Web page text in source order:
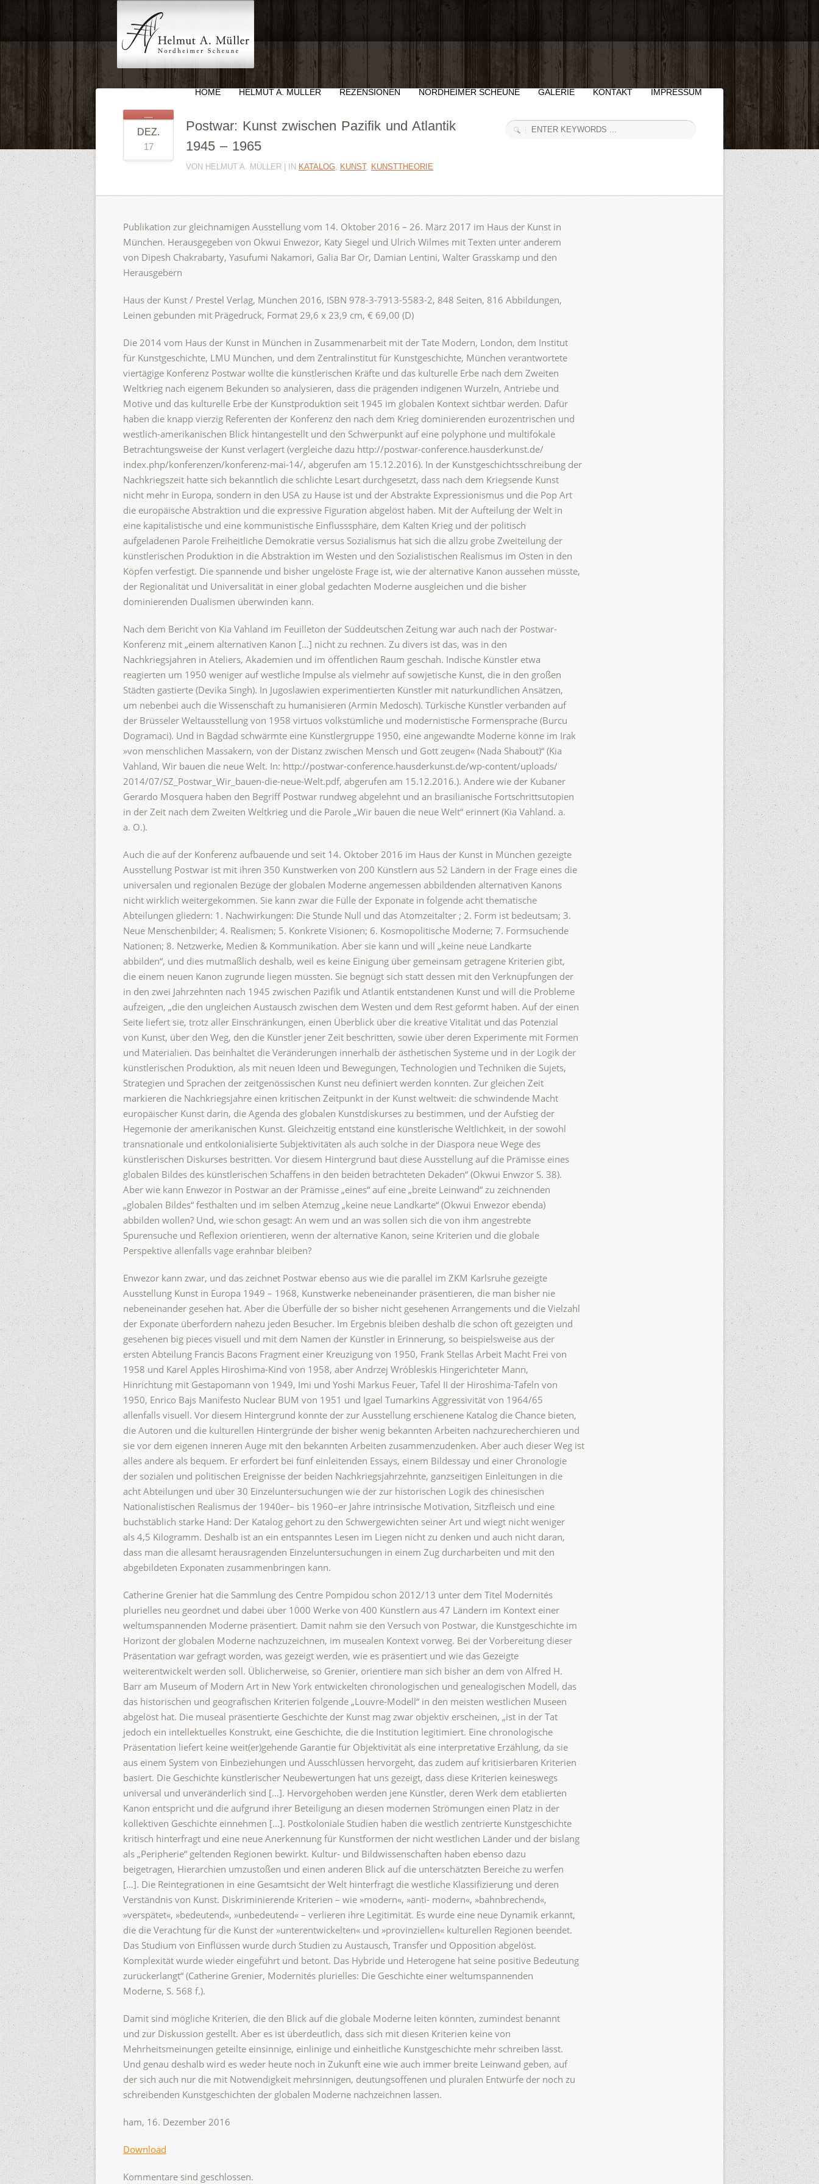
HOME HELMUT A. MÜLLER REZENSIONEN NORDHEIMER SCHEUNE GALERIE KONTAKT IMPRESSUM
DEZ.
17
Postwar: Kunst zwischen Pazifik und Atlantik
1945 – 1965
VON HELMUT A. MÜLLER | IN KATALOG, KUNST, KUNSTTHEORIE
Publikation zur gleichnamigen Ausstellung vom 14. Oktober 2016 – 26. März 2017 im Haus der Kunst in
München. Herausgegeben von Okwui Enwezor, Katy Siegel und Ulrich Wilmes mit Texten unter anderem
von Dipesh Chakrabarty, Yasufumi Nakamori, Galia Bar Or, Damian Lentini, Walter Grasskamp und den
Herausgebern
Haus der Kunst / Prestel Verlag, München 2016, ISBN 978-3-7913-5583-2, 848 Seiten, 816 Abbildungen,
Leinen gebunden mit Prägedruck, Format 29,6 x 23,9 cm, € 69,00 (D)
Die 2014 vom Haus der Kunst in München in Zusammenarbeit mit der Tate Modern, London, dem Institut
für Kunstgeschichte, LMU München, und dem Zentralinstitut für Kunstgeschichte, München verantwortete
viertägige Konferenz Postwar wollte die künstlerischen Kräfte und das kulturelle Erbe nach dem Zweiten
Weltkrieg nach eigenem Bekunden so analysieren, dass die prägenden indigenen Wurzeln, Antriebe und
Motive und das kulturelle Erbe der Kunstproduktion seit 1945 im globalen Kontext sichtbar werden. Dafür
haben die knapp vierzig Referenten der Konferenz den nach dem Krieg dominierenden eurozentrischen und
westlich-amerikanischen Blick hintangestellt und den Schwerpunkt auf eine polyphone und multifokale
Betrachtungsweise der Kunst verlagert (vergleiche dazu http://postwar-conference.hausderkunst.de/
index.php/konferenzen/konferenz-mai-14/, abgerufen am 15.12.2016). In der Kunstgeschichtsschreibung der
Nachkriegszeit hatte sich bekanntlich die schlichte Lesart durchgesetzt, dass nach dem Kriegsende Kunst
nicht mehr in Europa, sondern in den USA zu Hause ist und der Abstrakte Expressionismus und die Pop Art
die europäische Abstraktion und die expressive Figuration abgelöst haben. Mit der Aufteilung der Welt in
eine kapitalistische und eine kommunistische Einflusssphäre, dem Kalten Krieg und der politisch
aufgeladenen Parole Freiheitliche Demokratie versus Sozialismus hat sich die allzu grobe Zweiteilung der
künstlerischen Produktion in die Abstraktion im Westen und den Sozialistischen Realismus im Osten in den
Köpfen verfestigt. Die spannende und bisher ungelöste Frage ist, wie der alternative Kanon aussehen müsste,
der Regionalität und Universalität in einer global gedachten Moderne ausgleichen und die bisher
dominierenden Dualismen überwinden kann.
Nach dem Bericht von Kia Vahland im Feuilleton der Süddeutschen Zeitung war auch nach der Postwar-
Konferenz mit „einem alternativen Kanon […] nicht zu rechnen. Zu divers ist das, was in den
Nachkriegsjahren in Ateliers, Akademien und im öffentlichen Raum geschah. Indische Künstler etwa
reagierten um 1950 weniger auf westliche Impulse als vielmehr auf sowjetische Kunst, die in den großen
Städten gastierte (Devika Singh). In Jugoslawien experimentierten Künstler mit naturkundlichen Ansätzen,
um nebenbei auch die Wissenschaft zu humanisieren (Armin Medosch). Türkische Künstler verbanden auf
der Brüsseler Weltausstellung von 1958 virtuos volkstümliche und modernistische Formensprache (Burcu
Dogramaci). Und in Bagdad schwärmte eine Künstlergruppe 1950, eine angewandte Moderne könne im Irak
»von menschlichen Massakern, von der Distanz zwischen Mensch und Gott zeugen« (Nada Shabout)“ (Kia
Vahland, Wir bauen die neue Welt. In: http://postwar-conference.hausderkunst.de/wp-content/uploads/
2014/07/SZ_Postwar_Wir_bauen-die-neue-Welt.pdf, abgerufen am 15.12.2016.). Andere wie der Kubaner
Gerardo Mosquera haben den Begriff Postwar rundweg abgelehnt und an brasilianische Fortschrittsutopien
in der Zeit nach dem Zweiten Weltkrieg und die Parole „Wir bauen die neue Welt“ erinnert (Kia Vahland. a.
a. O.).
Auch die auf der Konferenz aufbauende und seit 14. Oktober 2016 im Haus der Kunst in München gezeigte
Ausstellung Postwar ist mit ihren 350 Kunstwerken von 200 Künstlern aus 52 Ländern in der Frage eines die
universalen und regionalen Bezüge der globalen Moderne angemessen abbildenden alternativen Kanons
nicht wirklich weitergekommen. Sie kann zwar die Fülle der Exponate in folgende acht thematische
Abteilungen gliedern: 1. Nachwirkungen: Die Stunde Null und das Atomzeitalter ; 2. Form ist bedeutsam; 3.
Neue Menschenbilder; 4. Realismen; 5. Konkrete Visionen; 6. Kosmopolitische Moderne; 7. Formsuchende
Nationen; 8. Netzwerke, Medien & Kommunikation. Aber sie kann und will „keine neue Landkarte
abbilden“, und dies mutmaßlich deshalb, weil es keine Einigung über gemeinsam getragene Kriterien gibt,
die einem neuen Kanon zugrunde liegen müssten. Sie begnügt sich statt dessen mit den Verknüpfungen der
in den zwei Jahrzehnten nach 1945 zwischen Pazifik und Atlantik entstandenen Kunst und will die Probleme
aufzeigen, „die den ungleichen Austausch zwischen dem Westen und dem Rest geformt haben. Auf der einen
Seite liefert sie, trotz aller Einschränkungen, einen Überblick über die kreative Vitalität und das Potenzial
von Kunst, über den Weg, den die Künstler jener Zeit beschritten, sowie über deren Experimente mit Formen
und Materialien. Das beinhaltet die Veränderungen innerhalb der ästhetischen Systeme und in der Logik der
künstlerischen Produktion, als mit neuen Ideen und Bewegungen, Technologien und Techniken die Sujets,
Strategien und Sprachen der zeitgenössischen Kunst neu definiert werden konnten. Zur gleichen Zeit
markieren die Nachkriegsjahre einen kritischen Zeitpunkt in der Kunst weltweit: die schwindende Macht
europäischer Kunst darin, die Agenda des globalen Kunstdiskurses zu bestimmen, und der Aufstieg der
Hegemonie der amerikanischen Kunst. Gleichzeitig entstand eine künstlerische Weltlichkeit, in der sowohl
transnationale und entkolonialisierte Subjektivitäten als auch solche in der Diaspora neue Wege des
künstlerischen Diskurses bestritten. Vor diesem Hintergrund baut diese Ausstellung auf die Prämisse eines
globalen Bildes des künstlerischen Schaffens in den beiden betrachteten Dekaden“ (Okwui Enwzor S. 38).
Aber wie kann Enwezor in Postwar an der Prämisse „eines“ auf eine „breite Leinwand“ zu zeichnenden
„globalen Bildes“ festhalten und im selben Atemzug „keine neue Landkarte“ (Okwui Enwezor ebenda)
abbilden wollen? Und, wie schon gesagt: An wem und an was sollen sich die von ihm angestrebte
Spurensuche und Reflexion orientieren, wenn der alternative Kanon, seine Kriterien und die globale
Perspektive allenfalls vage erahnbar bleiben?
Enwezor kann zwar, und das zeichnet Postwar ebenso aus wie die parallel im ZKM Karlsruhe gezeigte
Ausstellung Kunst in Europa 1949 – 1968, Kunstwerke nebeneinander präsentieren, die man bisher nie
nebeneinander gesehen hat. Aber die Überfülle der so bisher nicht gesehenen Arrangements und die Vielzahl
der Exponate überfordern nahezu jeden Besucher. Im Ergebnis bleiben deshalb die schon oft gezeigten und
gesehenen big pieces visuell und mit dem Namen der Künstler in Erinnerung, so beispielsweise aus der
ersten Abteilung Francis Bacons Fragment einer Kreuzigung von 1950, Frank Stellas Arbeit Macht Frei von
1958 und Karel Apples Hiroshima-Kind von 1958, aber Andrzej Wróbleskis Hingerichteter Mann,
Hinrichtung mit Gestapomann von 1949, Imi und Yoshi Markus Feuer, Tafel II der Hiroshima-Tafeln von
1950, Enrico Bajs Manifesto Nuclear BUM von 1951 und Igael Tumarkins Aggressivität von 1964/65
allenfalls visuell. Vor diesem Hintergrund könnte der zur Ausstellung erschienene Katalog die Chance bieten,
die Autoren und die kulturellen Hintergründe der bisher wenig bekannten Arbeiten nachzurecherchieren und
sie vor dem eigenen inneren Auge mit den bekannten Arbeiten zusammenzudenken. Aber auch dieser Weg ist
alles andere als bequem. Er erfordert bei fünf einleitenden Essays, einem Bildessay und einer Chronologie
der sozialen und politischen Ereignisse der beiden Nachkriegsjahrzehnte, ganzseitigen Einleitungen in die
acht Abteilungen und über 30 Einzeluntersuchungen wie der zur historischen Logik des chinesischen
Nationalistischen Realismus der 1940er– bis 1960–er Jahre intrinsische Motivation, Sitzfleisch und eine
buchstäblich starke Hand: Der Katalog gehört zu den Schwergewichten seiner Art und wiegt nicht weniger
als 4,5 Kilogramm. Deshalb ist an ein entspanntes Lesen im Liegen nicht zu denken und auch nicht daran,
dass man die allesamt herausragenden Einzeluntersuchungen in einem Zug durcharbeiten und mit den
abgebildeten Exponaten zusammenbringen kann.
Catherine Grenier hat die Sammlung des Centre Pompidou schon 2012/13 unter dem Titel Modernités
plurielles neu geordnet und dabei über 1000 Werke von 400 Künstlern aus 47 Ländern im Kontext einer
weltumspannenden Moderne präsentiert. Damit nahm sie den Versuch von Postwar, die Kunstgeschichte im
Horizont der globalen Moderne nachzuzeichnen, im musealen Kontext vorweg. Bei der Vorbereitung dieser
Präsentation war gefragt worden, was gezeigt werden, wie es präsentiert und wie das Gezeigte
weiterentwickelt werden soll. Üblicherweise, so Grenier, orientiere man sich bisher an dem von Alfred H.
Barr am Museum of Modern Art in New York entwickelten chronologischen und genealogischen Modell, das
das historischen und geografischen Kriterien folgende „Louvre-Modell“ in den meisten westlichen Museen
abgelöst hat. Die museal präsentierte Geschichte der Kunst mag zwar objektiv erscheinen, „ist in der Tat
jedoch ein intellektuelles Konstrukt, eine Geschichte, die die Institution legitimiert. Eine chronologische
Präsentation liefert keine weit(er)gehende Garantie für Objektivität als eine interpretative Erzählung, da sie
aus einem System von Einbeziehungen und Ausschlüssen hervorgeht, das zudem auf kritisierbaren Kriterien
basiert. Die Geschichte künstlerischer Neubewertungen hat uns gezeigt, dass diese Kriterien keineswegs
universal und unveränderlich sind […]. Hervorgehoben werden jene Künstler, deren Werk dem etablierten
Kanon entspricht und die aufgrund ihrer Beteiligung an diesen modernen Strömungen einen Platz in der
kollektiven Geschichte einnehmen […]. Postkoloniale Studien haben die westlich zentrierte Kunstgeschichte
kritisch hinterfragt und eine neue Anerkennung für Kunstformen der nicht westlichen Länder und der bislang
als „Peripherie“ geltenden Regionen bewirkt. Kultur- und Bildwissenschaften haben ebenso dazu
beigetragen, Hierarchien umzustoßen und einen anderen Blick auf die unterschätzten Bereiche zu werfen
[…]. Die Reintegrationen in eine Gesamtsicht der Welt hinterfragt die westliche Klassifizierung und deren
Verständnis von Kunst. Diskriminierende Kriterien – wie »modern«, »anti- modern«, »bahnbrechend«,
»verspätet«, »bedeutend«, »unbedeutend« – verlieren ihre Legitimität. Es wurde eine neue Dynamik erkannt,
die die Verachtung für die Kunst der »unterentwickelten« und »provinziellen« kulturellen Regionen beendet.
Das Studium von Einflüssen wurde durch Studien zu Austausch, Transfer und Opposition abgelöst.
Komplexität wurde wieder eingeführt und betont. Das Hybride und Heterogene hat seine positive Bedeutung
zurückerlangt“ (Catherine Grenier, Modernités plurielles: Die Geschichte einer weltumspannenden
Moderne, S. 568 f.).
Damit sind mögliche Kriterien, die den Blick auf die globale Moderne leiten könnten, zumindest benannt
und zur Diskussion gestellt. Aber es ist überdeutlich, dass sich mit diesen Kriterien keine von
Mehrheitsmeinungen geteilte einsinnige, einlinige und einheitliche Kunstgeschichte mehr schreiben lässt.
Und genau deshalb wird es weder heute noch in Zukunft eine wie auch immer breite Leinwand geben, auf
der sich auch nur die mit Notwendigkeit mehrsinnigen, deutungsoffenen und pluralen Entwürfe der noch zu
schreibenden Kunstgeschichten der globalen Moderne nachzeichnen lassen.
ham, 16. Dezember 2016
Download
Kommentare sind geschlossen.